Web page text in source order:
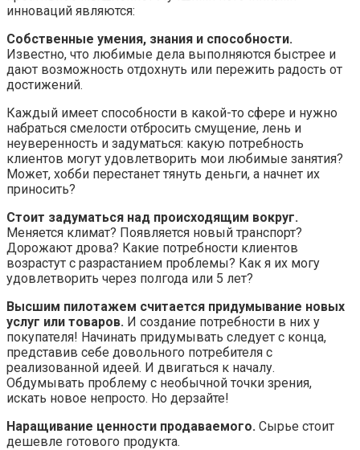
инноваций являются:
Собственные умения, знания и способности.
Известно, что любимые дела выполняются быстрее и
дают возможность отдохнуть или пережить радость от
достижений.
Каждый имеет способности в какой-то сфере и нужно
набраться смелости отбросить смущение, лень и
неуверенность и задуматься: какую потребность
клиентов могут удовлетворить мои любимые занятия?
Может, хобби перестанет тянуть деньги, а начнет их
приносить?
Стоит задуматься над происходящим вокруг.
Меняется климат? Появляется новый транспорт?
Дорожают дрова? Какие потребности клиентов
возрастут с разрастанием проблемы? Как я их могу
удовлетворить через полгода или 5 лет?
Высшим пилотажем считается придумывание новых
услуг или товаров. И создание потребности в них у
покупателя! Начинать придумывать следует с конца,
представив себе довольного потребителя с
реализованной идеей. И двигаться к началу.
Обдумывать проблему с необычной точки зрения,
искать новое непросто. Но дерзайте!
Наращивание ценности продаваемого. Сырье стоит
дешевле готового продукта.